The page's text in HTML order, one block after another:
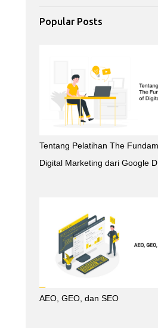
Popular Posts
Tentang Pelatihan The
Digital Marketing dari Google
AEO, GEO, dan SEO